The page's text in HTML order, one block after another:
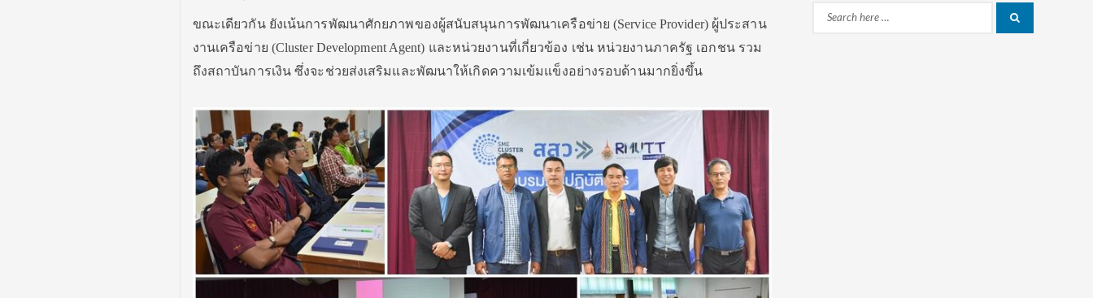
ขณะเดียวกัน ยังเน้นการพัฒนาศักยภาพของผู้สนับสนุนการพัฒนาเครือข่าย (Service Provider) ผู้ประสาน
งานเครือข่าย (Cluster Development Agent) และหน่วยงานที่เกี่ยวข้อง เช่น หน่วยงานภาครัฐ เอกชน รวม
ถึงสถาบันการเงิน ซึ่งจะช่วยส่งเสริมและพัฒนาให้เกิดความเข้มแข็งอย่างรอบด้านมากยิ่งขึ้น
Search